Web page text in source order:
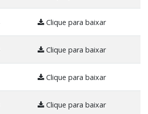
Clique para baixar
Clique para baixar
Clique para baixar
Clique para baixar